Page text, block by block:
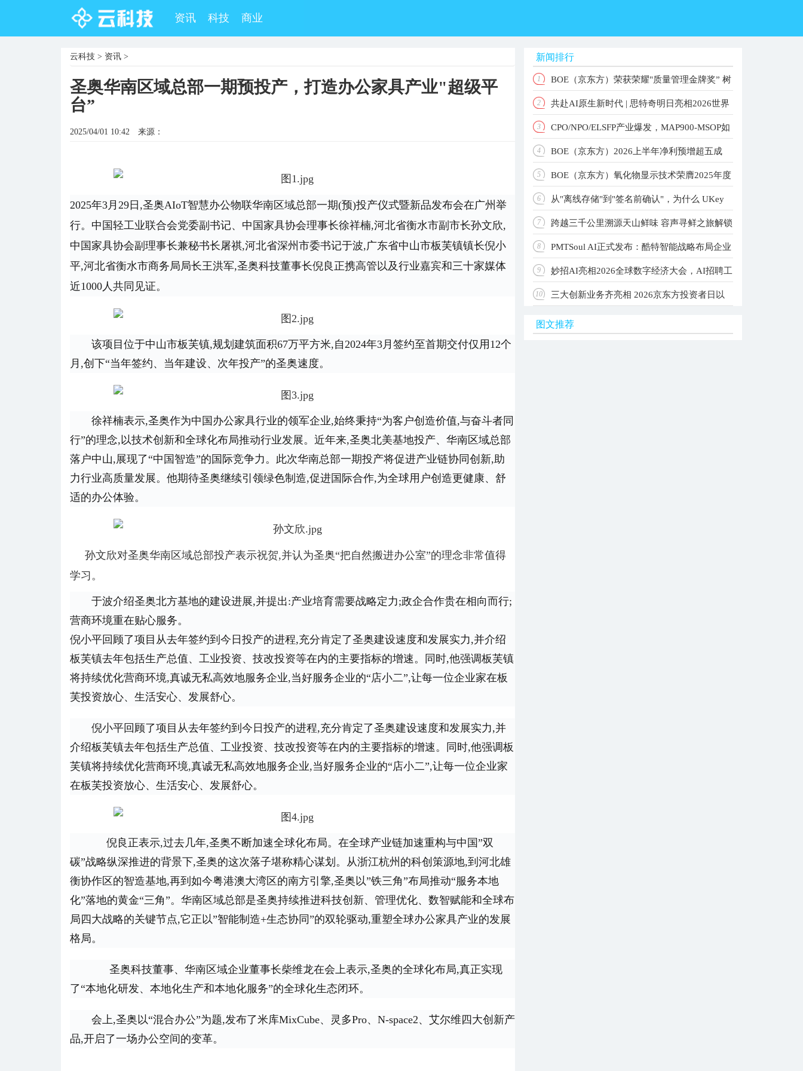
资讯 科技 商业
云科技 > 资讯 >
圣奥华南区域总部一期预投产，打造办公家具产业"超级平
台”
2025/04/01 10:42 来源：
2025年3月29日,圣奥AIoT智慧办公物联华南区域总部一期(预)投产仪式暨新品发布会在广州举
行。中国轻工业联合会党委副书记、中国家具协会理事长徐祥楠,河北省衡水市副市长孙文欣,
中国家具协会副理事长兼秘书长屠祺,河北省深州市委书记于波,广东省中山市板芙镇镇长倪小
平,河北省衡水市商务局局长王洪军,圣奥科技董事长倪良正携高管以及行业嘉宾和三十家媒体
近1000人共同见证。
该项目位于中山市板芙镇,规划建筑面积67万平方米,自2024年3月签约至首期交付仅用12个
月,创下“当年签约、当年建设、次年投产”的圣奥速度。
徐祥楠表示,圣奥作为中国办公家具行业的领军企业,始终秉持“为客户创造价值,与奋斗者同
行”的理念,以技术创新和全球化布局推动行业发展。近年来,圣奥北美基地投产、华南区域总部
落户中山,展现了“中国智造”的国际竞争力。此次华南总部一期投产将促进产业链协同创新,助
力行业高质量发展。他期待圣奥继续引领绿色制造,促进国际合作,为全球用户创造更健康、舒
适的办公体验。
孙文欣对圣奥华南区域总部投产表示祝贺,并认为圣奥“把自然搬进办公室”的理念非常值得
学习。
于波介绍圣奥北方基地的建设进展,并提出:产业培育需要战略定力;政企合作贵在相向而行;
营商环境重在贴心服务。
倪小平回顾了项目从去年签约到今日投产的进程,充分肯定了圣奥建设速度和发展实力,并介绍
板芙镇去年包括生产总值、工业投资、技改投资等在内的主要指标的增速。同时,他强调板芙镇
将持续优化营商环境,真诚无私高效地服务企业,当好服务企业的“店小二”,让每一位企业家在板
芙投资放心、生活安心、发展舒心。
倪小平回顾了项目从去年签约到今日投产的进程,充分肯定了圣奥建设速度和发展实力,并
介绍板芙镇去年包括生产总值、工业投资、技改投资等在内的主要指标的增速。同时,他强调板
芙镇将持续优化营商环境,真诚无私高效地服务企业,当好服务企业的“店小二”,让每一位企业家
在板芙投资放心、生活安心、发展舒心。
碳”战略纵深推进的背景下,圣奥的这次落子堪称精心谋划。从浙江杭州的科创策源地,到河北雄
衡协作区的智造基地,再到如今粤港澳大湾区的南方引擎,圣奥以”铁三角”布局推动“服务本地
化”落地的黄金“三角”。华南区域总部是圣奥持续推进科技创新、管理优化、数智赋能和全球布
局四大战略的关键节点,它正以”智能制造+生态协同”的双轮驱动,重塑全球办公家具产业的发展
格局。
了“本地化研发、本地化生产和本地化服务”的全球化生态闭环。
会上,圣奥以“混合办公”为题,发布了米库MixCube、灵多Pro、N-space2、艾尔维四大创新产
品,开启了一场办公空间的变革。
新闻排行
1 BOE（京东方）荣获荣耀"质量管理金牌奖” 树
立品质共赢产业新标杆
2 共赴AI原生新时代 | 思特奇明日亮相2026世界
人工智能大会！
3 CPO/NPO/ELSFP产业爆发，MAP900-MSOP如
何重构高速光测标准？
4 BOE（京东方）2026上半年净利预增超五成
主业根基稳固增长动能强劲
5 BOE（京东方）氧化物显示技术荣膺2025年度
国家科学技术进步奖 以创新驱动引领显示技术新纪
元
6 从"离线存储"到"签名前确认"，为什么 UKey
更值得关注？
7 跨越三千公里溯源天山鲜味 容声寻鲜之旅解锁
大冰象深冷锁鲜实力
8 PMTSoul AI正式发布：酷特智能战略布局企业
级Agent OS，让每家公司拥有自己的AI团队
9 妙招AI亮相2026全球数字经济大会，AI招聘工
作台入选国家级典型案例
10 三大创新业务齐亮相 2026京东方投资者日以
图文推荐